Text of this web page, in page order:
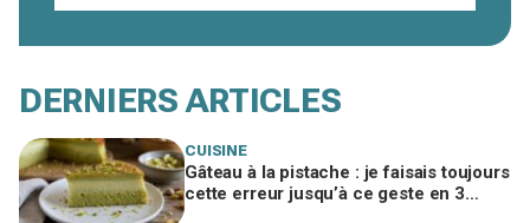
DERNIERS ARTICLES
CUISINE
Gâteau à la pistache : je faisais toujours
cette erreur jusqu’à ce geste en 3